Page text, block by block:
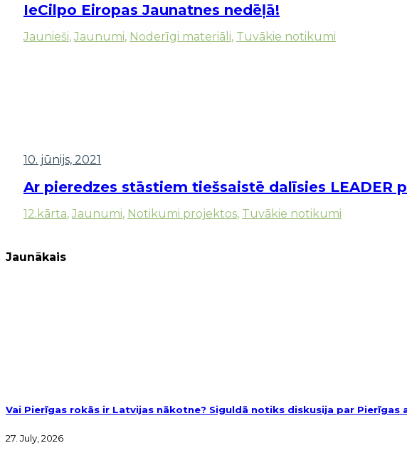
IeCilpo Eiropas Jaunatnes nedēļā!
Jaunieši, Jaunumi, Noderīgi materiāli, Tuvākie notikumi
10. jūnijs, 2021
Ar pieredzes stāstiem tiešsaistē dalīsies LEADER
12.kārta, Jaunumi, Notikumi projektos, Tuvākie notikumi
Jaunākais
Vai Pierīgas rokās ir Latvijas nākotne? Siguldā notiks diskusija par
27. July, 2026